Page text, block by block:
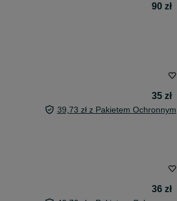
90 zł
35 zł
39,73 zł z Pakietem Ochronnym
36 zł